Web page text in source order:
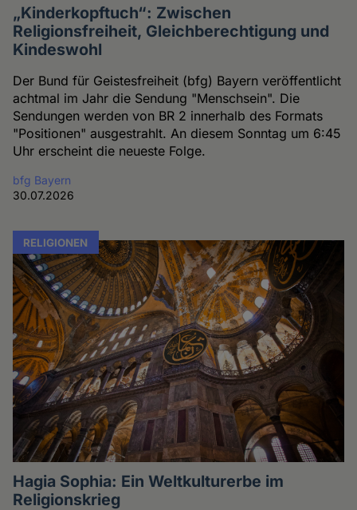
„Kinderkopftuch“: Zwischen
Religionsfreiheit, Gleichberechtigung und
Kindeswohl
Der Bund für Geistesfreiheit (bfg) Bayern veröffentlicht
achtmal im Jahr die Sendung "Menschsein". Die
Sendungen werden von BR 2 innerhalb des Formats
"Positionen" ausgestrahlt. An diesem Sonntag um 6:45
Uhr erscheint die neueste Folge.
bfg Bayern
30.07.2026
RELIGIONEN
Hagia Sophia: Ein Weltkulturerbe im
Religionskrieg